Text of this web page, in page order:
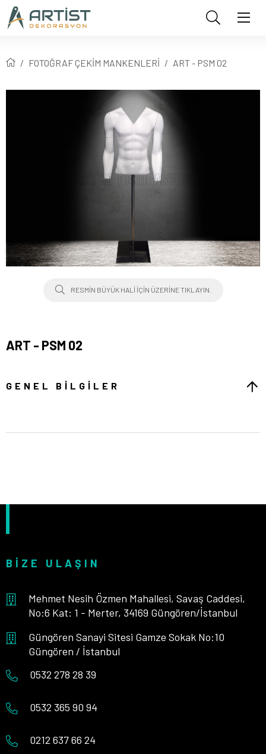
FOTOĞRAF ÇEKİM MANKENLERİ ART - PSM 02
RESMIN BÜYÜK HALI IÇIN ÜZERINE TIKLAYIN.
ART - PSM 02
GENEL BILGILER
BIZE ULAŞIN
Mehmet Nesih Özmen Mahallesi, Savaş Caddesi,
No:6 Kat: 1 - Merter, 34169 Güngören/İstanbul
Güngören Sanayi Sitesi Gamze Sokak No:10
Güngören / İstanbul
0532 278 28 39
0532 365 90 94
0212 637 66 24